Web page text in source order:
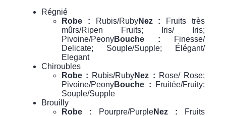
Régnié
Robe : Rubis/RubyNez : Fruits très
mûrs/Ripen Fruits; Iris/ Iris;
Pivoine/PeonyBouche : Finesse/
Delicate; Souple/Supple; Élégant/
Elegant
Chiroubles
Robe : Rubis/RubyNez : Rose/ Rose;
Pivoine/PeonyBouche : Fruitée/Fruity;
Souple/Supple
Brouilly
Robe : Pourpre/PurpleNez : Fruits